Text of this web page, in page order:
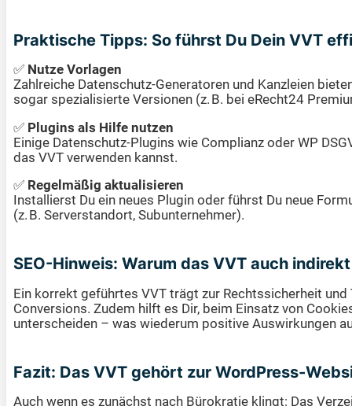
Praktische Tipps: So führst Du Dein VVT
✅ Nutze Vorlagen
Zahlreiche Datenschutz-Generatoren und Kanzleien
sogar spezialisierte Versionen (z. B. bei eRecht24
✅ Plugins als Hilfe nutzen
Einige Datenschutz-Plugins wie Complianz oder WP
das VVT verwenden kannst.
✅ Regelmäßig aktualisieren
Installierst Du ein neues Plugin oder führst Du neue
(z. B. Serverstandort, Subunternehmer).
SEO-Hinweis: Warum das VVT auch
Ein korrekt geführtes VVT trägt zur Rechtssicherheit
Conversions. Zudem hilft es Dir, beim Einsatz von
unterscheiden – was wiederum positive Auswirkungen
Fazit: Das VVT gehört zur WordPress-
Auch wenn es zunächst nach Bürokratie klingt: Das